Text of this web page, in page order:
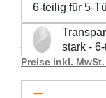
6-teilig für 5-
stark -
Transparent
Regulärer Preis:
25,90 €
Preise inkl.
Produkt